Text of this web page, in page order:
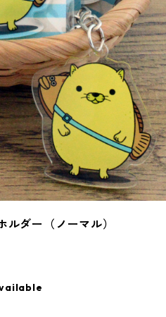
ダー（ノーマル）